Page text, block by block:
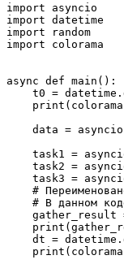
import asyncio
import datetime
import random
import colorama
async def main():
t0 =
data =
task1 =
task2 =
task3 =
#
# В данном
gather_result
dt =